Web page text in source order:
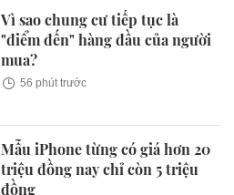
Vì sao chung cư tiếp tục là
"điểm đến" hàng đầu của người
mua?
56 phút trước
Mẫu iPhone từng có giá hơn 20
triệu đồng nay chỉ còn 5 triệu
đồng